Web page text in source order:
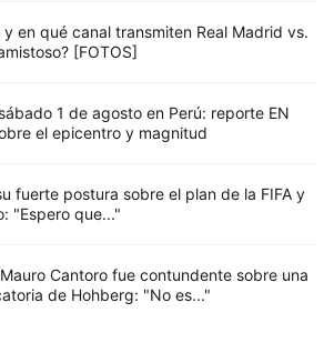
para mejorar la
y en qué canal transmiten Real Madrid vs.
[FOTOS]
1 de agosto en Perú: reporte EN
el epicentro y magnitud
fuerte postura sobre el plan de la FIFA y
"Espero que..."
Cantoro fue contundente sobre una
de Hohberg: "No es..."